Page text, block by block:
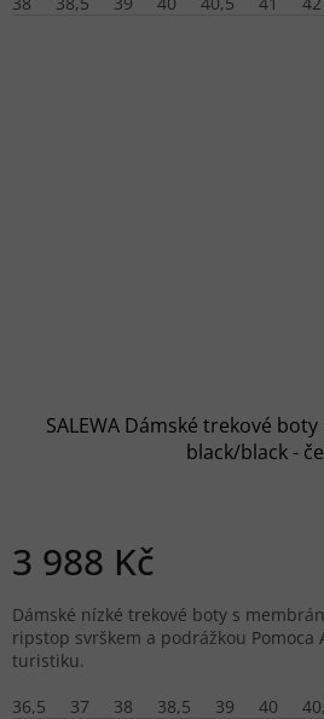
SALEWA Dámské trekové boty
black/black -
3 988 Kč
Dámské nízké trekové boty s
ripstop svrškem a podrážkou
turistiku.
36,5
37 38 38,5 39 40